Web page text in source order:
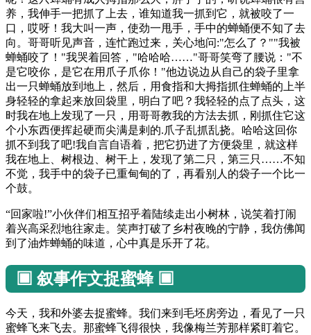
养，我伸手一把抓了上去，谁知道我一抓到它，就被咬了一
口，哎呀！我大叫一声，使劲一甩手，手中的蝉蛹便不知了去
向。哥哥听见声音，连忙跑过来，关心地问:"怎么了？""我被
蝉蛹咬了！"我哭着回答，"哈哈哈……"哥哥笑弯了腰说："不
是它咬你，是它在用爪子爪你！"他边说边从自己的袋子里拿
出一只蝉蛹放到地上，然后，用食指和大拇指抓住蝉蛹的上半
身轻轻的拿起来放回袋里，明白了吧？我轻轻的点了点头，这
时我在地上发现了一只，用哥哥教我的方法去抓，刚抓住它这
个小东西便挥起硬而尖满是剌的.爪子乱抓乱挠。哈哈这回你
抓不到我了吧!我自言自语着，把它扔进了方便袋里，就这样
我在地上、树根边、树干上，发现了第二只，第三只……不知
不觉，我手中的袋子已重甸甸的了，再看别人的袋子一个比一
个鼓。
“回家啦!”小伙伴们相互招乎着陆续走出小树林，说笑着打闹
着兴高采烈地往家走。笑声打破了乡村夜晚的宁静，我仿佛闻
到了油炸蝉蛹的味道，心中真是乐开了花。
▣ 叙事作文捉蜜蜂 ▣
今天，我和外婆去捉蜜蜂。我们来到毛坯房旁边，看见了一只
蜜蜂飞来飞去。那蜜蜂飞得很快，我像梅兰芳那样紧盯着它。